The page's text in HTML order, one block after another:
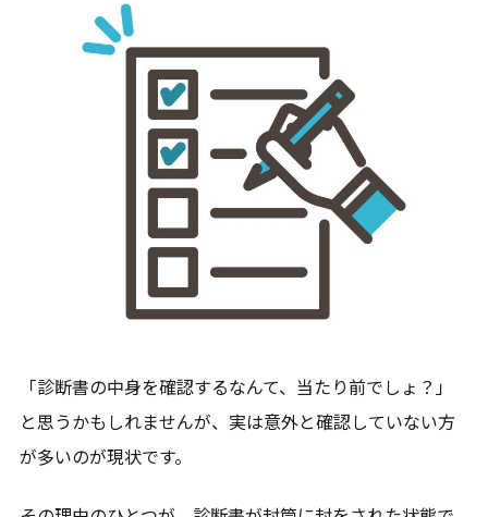
「診断書の中身を確認するなんて、当たり前でしょ？」
と思うかもしれませんが、実は意外と確認していない方
が多いのが現状です。